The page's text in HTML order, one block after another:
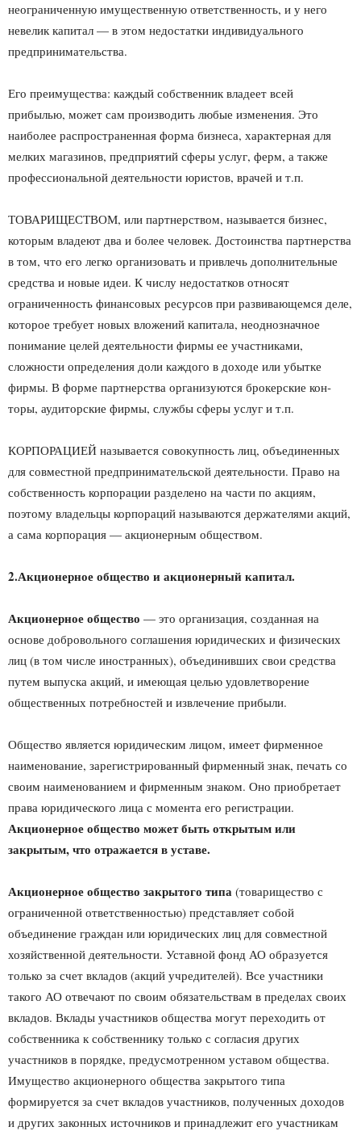
не­ограниченную имущественную ответственность, и у него
невелик ка­питал — в этом недостатки индивидуального
предпринимательства.
Его преимущества: каждый собственник владеет всей
прибылью, может сам производить любые изменения. Это
наиболее распространенная форма бизнеса, характерная для
мелких магазинов, предприятий сферы услуг, ферм, а также
профес­сиональной деятельности юристов, врачей и т.п.
ТОВАРИЩЕСТВОМ, или партнерством, называется бизнес,
которым владеют два и более человек. Достоинства партнерства
в том, что его легко организовать и привлечь дополнительные
средства и новые идеи. К числу недостатков относят
ограниченность финансовых ре­сурсов при развивающемся деле,
которое требует новых вложений капитала, неоднозначное
понимание целей деятельности фирмы ее участниками,
сложности определения доли каждого в доходе или убытке
фирмы. В форме партнерства организуются брокерские кон­
торы, аудиторские фирмы, службы сферы услуг и т.п.
КОРПОРАЦИЕЙ называется совокупность лиц, объединенных
для совместной предпринимательской деятельности. Право на
соб­ственность корпорации разделено на части по акциям,
поэтому вла­дельцы корпораций называются держателями акций,
а сама корпо­рация — акционерным обществом.
2.Акционерное общество и акционерный капитал.
Акционерное общество — это организация, создан­ная на
основе добровольного соглашения юридических и физических
лиц (в том числе иностранных), объединив­ших свои средства
путем выпуска акций, и имеющая целью удовлетворение
общественных потребностей и извлечение прибыли.
Общество является юридическим лицом, имеет фир­менное
наименование, зарегистрированный фирменный знак, печать со
своим наименованием и фирменным зна­ком. Оно приобретает
права юридического лица с момен­та его регистрации.
Акционерное общество может быть открытым или
закрытым, что отражается в уставе.
Акционерное общество закрытого типа (товари­щество с
ограниченной ответственностью) представляет собой
объединение граждан или юридических лиц для совместной
хозяйственной деятельности. Уставной фонд АО образуется
только за счет вкла­дов (акций учредителей). Все участники
такого АО отвечают по своим обязательствам в пределах своих
вкладов. Вклады участников общества могут переходить от
собственника к собственнику толь­ко с согласия других
участников в порядке, предусмот­ренном уставом общества.
Имущество акционерного об­щества закрытого типа
формируется за счет вкладов участников, полученных доходов
и других законных ис­точников и принадлежит его участникам